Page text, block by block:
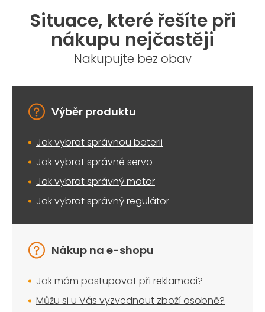
d
a
c
í
p
v
y
p
s
u
Situace, které řešíte při
nákupu nejčastěji
Nakupujte bez obav
Výběr produktu
Jak vybrat správnou baterii
Jak vybrat správné servo
Jak vybrat správný motor
Jak vybrat správný regulátor
Nákup na e-shopu
Jak mám postupovat při reklamaci?
Můžu si u Vás vyzvednout zboží osobně?